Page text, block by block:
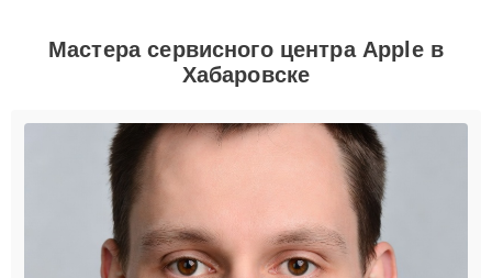
Мастера сервисного центра Apple в
Хабаровске